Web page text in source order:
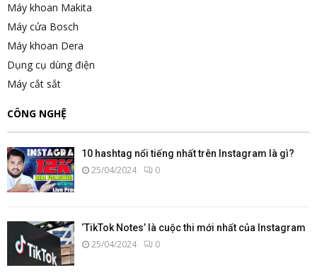
Máy khoan Makita
Máy cửa Bosch
Máy khoan Dera
Dụng cụ dùng điện
Máy cắt sắt
CÔNG NGHỆ
10 hashtag nổi tiếng nhất trên Instagram là gì?
25/04/2024 0
‘TikTok Notes’ là cuộc thi mới nhất của Instagram
25/04/2024 0